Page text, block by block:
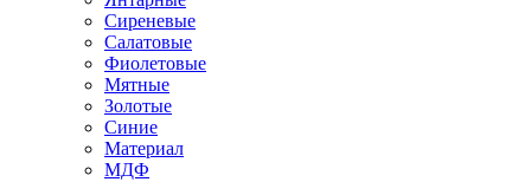
Сиреневые
Салатовые
Фиолетовые
Мятные
Золотые
Синие
Материал
МДФ